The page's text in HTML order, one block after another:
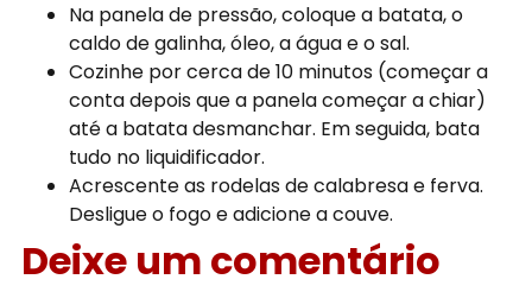
Na panela de pressão, coloque a batata, o
caldo de galinha, óleo, a água e o sal.
Cozinhe por cerca de 10 minutos (começar a
conta depois que a panela começar a chiar)
até a batata desmanchar. Em seguida, bata
tudo no liquidificador.
Acrescente as rodelas de calabresa e ferva.
Desligue o fogo e adicione a couve.
Deixe um comentário